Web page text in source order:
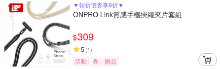
▼領折價券享9折▼
ONPRO Link質感手機掛繩夾片套組
$309
5 (1)
活動 券 贈品